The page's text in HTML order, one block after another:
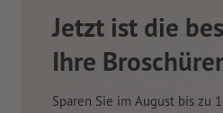
Neue
Planer für
Schreibtisch